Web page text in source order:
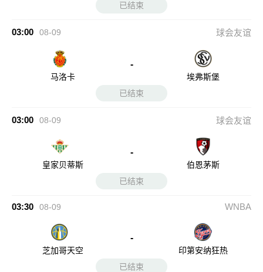
已结束
03:00 08-09 球会友谊
马洛卡
-
埃弗斯堡
已结束
03:00 08-09 球会友谊
皇家贝蒂斯
-
伯恩茅斯
已结束
03:30 08-09 WNBA
芝加哥天空
-
印第安纳狂热
已结束